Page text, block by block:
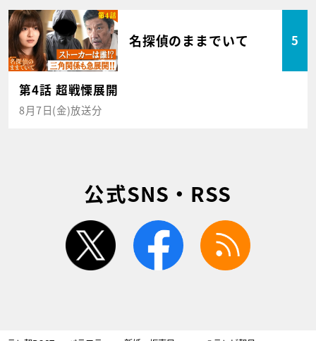
名探偵のままでいて 5
第4話 超戦慄展開
8月7日(金)放送分
公式SNS・RSS
twitter facebook